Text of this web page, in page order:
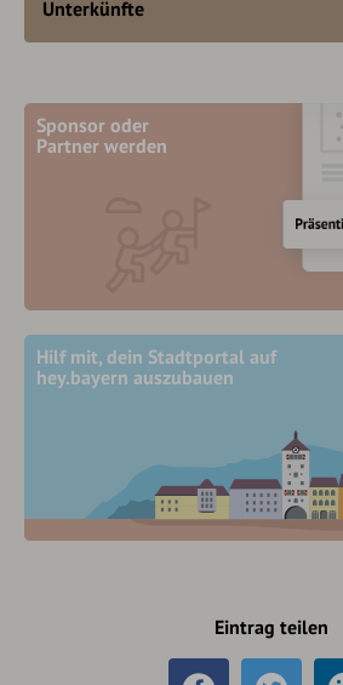
Unterkünfte
Sponsor oder
Partner werden
Hilf mit, dein Stadtportal auf
hey.bayern auszubauen
Eintrag teilen